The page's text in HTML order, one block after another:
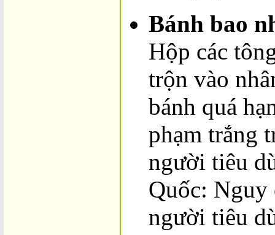
Bánh bao
Hộp các
trộn vào
bánh quá
phạm trắng
người tiêu
Quốc: Nguy
người tiêu